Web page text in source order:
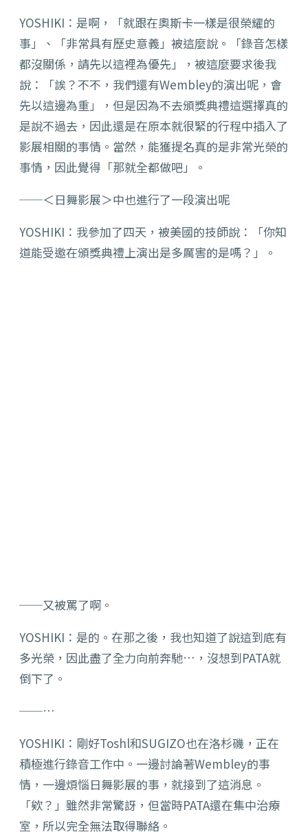
YOSHIKI：是啊，「就跟在奧斯卡一樣是很榮耀的
事」、「非常具有歷史意義」被這麼說。「錄音怎樣
都沒關係，請先以這裡為優先」，被這麼要求後我
說：「誒？不不，我們還有Wembley的演出呢，會
先以這邊為重」，但是因為不去頒獎典禮這選擇真的
是說不過去，因此還是在原本就很緊的行程中插入了
影展相關的事情。當然，能獲提名真的是非常光榮的
事情，因此覺得「那就全都做吧」。
──＜日舞影展＞中也進行了一段演出呢
YOSHIKI：我參加了四天，被美國的技師說：「你知
道能受邀在頒獎典禮上演出是多厲害的是嗎？」。
──又被罵了啊。
YOSHIKI：是的。在那之後，我也知道了說這到底有
多光榮，因此盡了全力向前奔馳…，沒想到PATA就
倒下了。
──…
YOSHIKI：剛好Toshl和SUGIZO也在洛杉磯，正在
積極進行錄音工作中。一邊討論著Wembley的事
情，一邊煩惱日舞影展的事，就接到了這消息。
「欸？」雖然非常驚訝，但當時PATA還在集中治療
室，所以完全無法取得聯絡。